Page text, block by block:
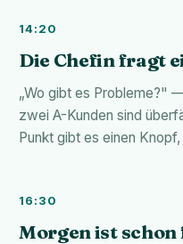
14:20
Die Chefin fragt
„Wo gibt es Probleme?"
zwei A-Kunden sind
Punkt gibt es einen
16:30
Morgen ist